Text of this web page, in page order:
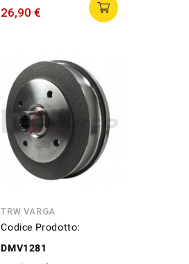
26,90 €
TRW VARGA
Codice Prodotto:
DMV1281